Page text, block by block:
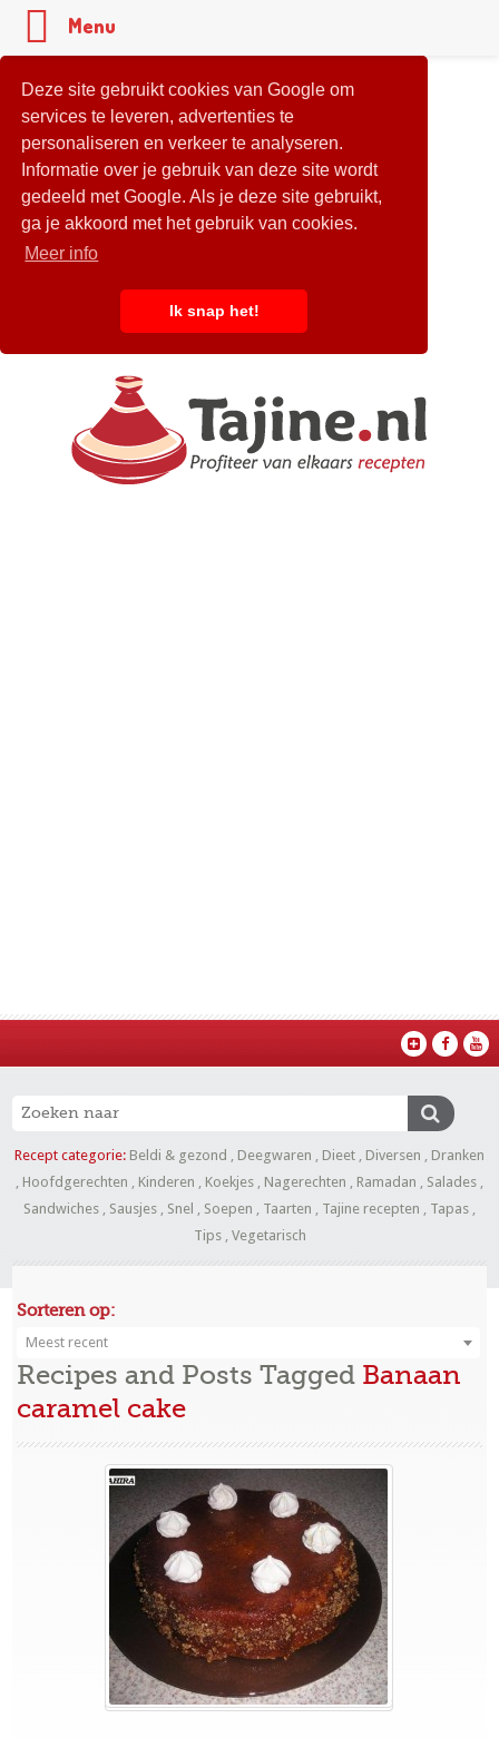
Deze site gebruikt cookies van Google om
services te leveren, advertenties te
personaliseren en verkeer te analyseren.
Informatie over je gebruik van deze site wordt
gedeeld met Google. Als je deze site gebruikt,
ga je akkoord met het gebruik van cookies.
Meer info
Ik snap het!
Recept categorie: Beldi & gezond , Deegwaren , Dieet , Diversen , Dranken
, Hoofdgerechten , Kinderen , Koekjes , Nagerechten , Ramadan , Salades ,
Sandwiches , Sausjes , Snel , Soepen , Taarten , Tajine recepten , Tapas ,
Tips, Vegetarisch
Sorteren op:
Meest recent
Recipes and Posts Tagged Banaan
caramel cake
Menu